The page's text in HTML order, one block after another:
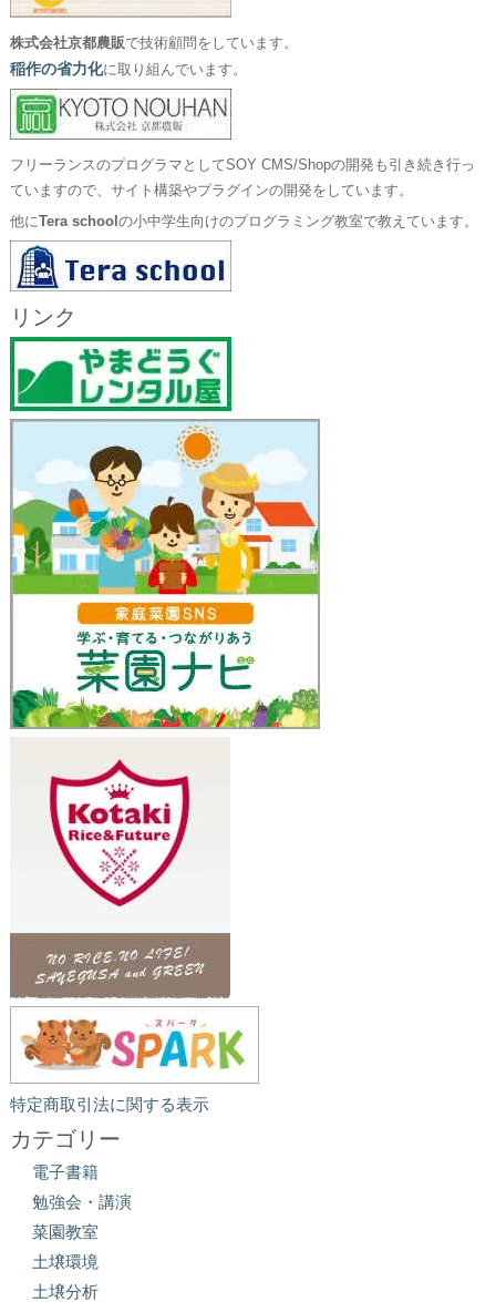
株式会社京都農販で技術顧問をしています。
稲作の省力化に取り組んでいます。
フリーランスのプログラマとしてSOY CMS/Shopの開発も引き続き行っ
ていますので、サイト構築やプラグインの開発をしています。
他にTera school の小中学生向けのプログラミング教室で教えています。
リンク
特定商取引法に関する表示
カテゴリー
電子書籍
勉強会・講演
菜園教室
土壌環境
土壌分析